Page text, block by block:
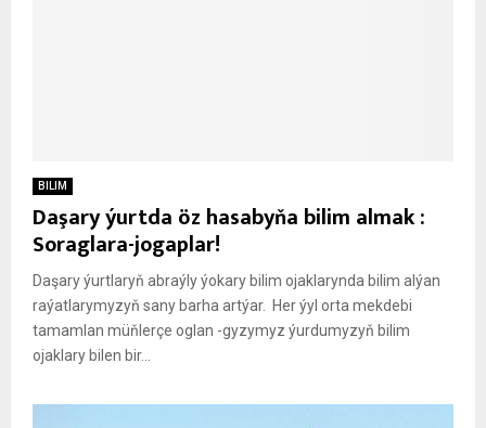
BILIM
Daşary ýurtda öz hasabyňa bilim almak :
Soraglara-jogaplar!
Daşary ýurtlaryň abraýly ýokary bilim ojaklarynda bilim alýan
raýatlarymyzyň sany barha artýar. Her ýyl orta mekdebi
tamamlan müňlerçe oglan -gyzymyz ýurdumyzyň bilim
ojaklary bilen bir...